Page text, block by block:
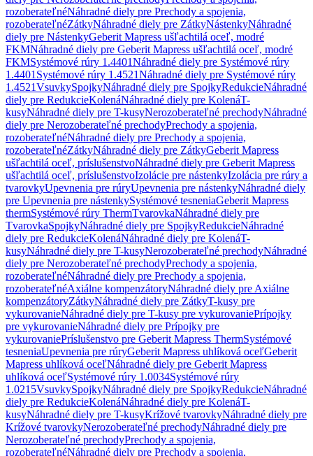
rozoberateľnéNáhradné diely pre Prechody a spojenia,
rozoberateľnéZátkyNáhradné diely pre ZátkyNástenkyNáhradné
diely pre NástenkyGeberit Mapress ušľachtilá oceľ, modré
FKMNáhradné diely pre Geberit Mapress ušľachtilá oceľ, modré
FKMSystémové rúry 1.4401Náhradné diely pre Systémové rúry
1.4401 Systémové rúry 1.4521Náhradné diely pre Systémové rúry
1.4521VsuvkySpojkyNáhradné diely pre SpojkyRedukcieNáhradné
diely pre RedukcieKolenáNáhradné diely pre KolenáT-
kusyNáhradné diely pre T-kusyNerozoberateľné prechodyNáhradné
diely pre Nerozoberateľné prechodyPrechody a spojenia,
rozoberateľnéNáhradné diely pre Prechody a spojenia,
rozoberateľnéZátkyNáhradné diely pre ZátkyGeberit Mapress
ušľachtilá oceľ, príslušenstvoNáhradné diely pre Geberit Mapress
ušľachtilá oceľ, príslušenstvoIzolácie pre nástenkyIzolácia pre rúry a
tvarovkyUpevnenia pre rúryUpevnenia pre nástenkyNáhradné diely
pre Upevnenia pre nástenkySystémové tesneniaGeberit Mapress
thermSystémové rúry ThermTvarovkaNáhradné diely pre
TvarovkaSpojkyNáhradné diely pre SpojkyRedukcieNáhradné
diely pre RedukcieKolenáNáhradné diely pre KolenáT-
kusyNáhradné diely pre T-kusyNerozoberateľné prechodyNáhradné
diely pre Nerozoberateľné prechodyPrechody a spojenia,
rozoberateľnéNáhradné diely pre Prechody a spojenia,
rozoberateľnéAxiálne kompenzátoryNáhradné diely pre Axiálne
kompenzátoryZátkyNáhradné diely pre ZátkyT-kusy pre
vykurovanieNáhradné diely pre T-kusy pre vykurovaniePrípojky
pre vykurovanieNáhradné diely pre Prípojky pre
vykurovaniePríslušenstvo pre Geberit Mapress ThermSystémové
tesneniaUpevnenia pre rúryGeberit Mapress uhlíková oceľGeberit
Mapress uhlíková oceľNáhradné diely pre Geberit Mapress
uhlíková oceľSystémové rúry 1.0034Systémové rúry
1.0215VsuvkySpojkyNáhradné diely pre SpojkyRedukcieNáhradné
diely pre RedukcieKolenáNáhradné diely pre KolenáT-
kusyNáhradné diely pre T-kusyKrížové tvarovkyNáhradné diely pre
Krížové tvarovkyNerozoberateľné prechodyNáhradné diely pre
Nerozoberateľné prechodyPrechody a spojenia,
rozoberateľnéNáhradné diely pre Prechody a spojenia,